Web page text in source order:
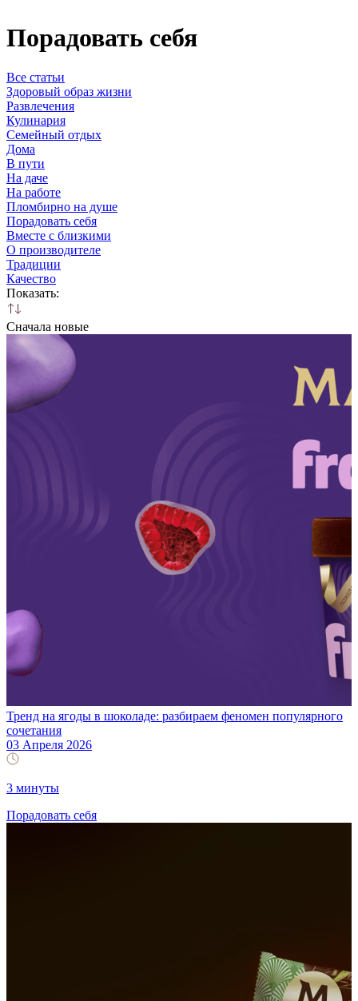
Порадовать себя
Все статьи
Здоровый образ жизни
Развлечения
Кулинария
Семейный отдых
Дома
В пути
На даче
На работе
Пломбирно на душе
Порадовать себя
Вместе с близкими
О производителе
Традиции
Качество
Показать:
Сначала новые
Тренд на ягоды в шоколаде: разбираем феномен популярного
сочетания
03 Апреля 2026
3 минуты
Порадовать себя